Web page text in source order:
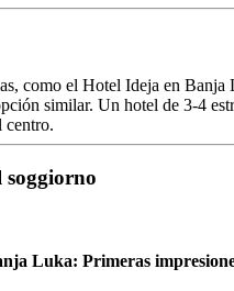
como el Hotel Ideja en Banja
similar. Un hotel de 3-4
centro.
soggiorno
Luka: Primeras